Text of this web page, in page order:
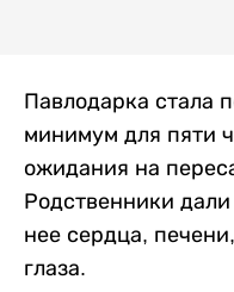
Павлодарка стала
минимум для пяти
ожидания на
Родственники
нее сердца,
глаза.